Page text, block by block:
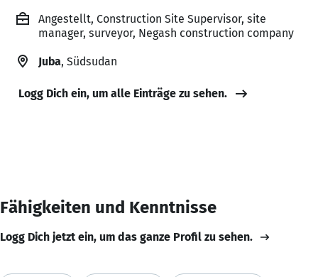
Angestellt, Construction Site Supervisor, site
manager, surveyor, Negash construction company
Juba, Südsudan
Logg Dich ein, um alle Einträge zu sehen.
Fähigkeiten und Kenntnisse
Logg Dich jetzt ein, um das ganze Profil zu sehen.